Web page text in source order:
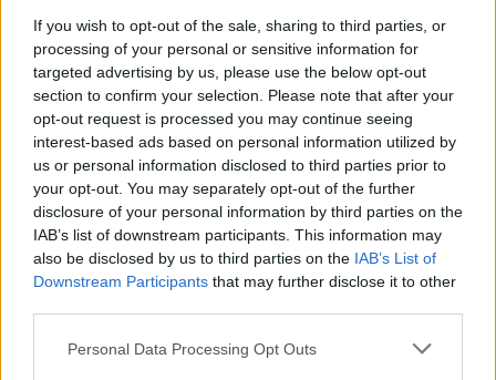
If you wish to opt-out of the sale, sharing to third parties, or
processing of your personal or sensitive information for
targeted advertising by us, please use the below opt-out
section to confirm your selection. Please note that after your
opt-out request is processed you may continue seeing
interest-based ads based on personal information utilized by
us or personal information disclosed to third parties prior to
your opt-out. You may separately opt-out of the further
disclosure of your personal information by third parties on the
IAB’s list of downstream participants. This information may
also be disclosed by us to third parties on the IAB’s List of
Downstream Participants that may further disclose it to other
Please note that this website/app uses one or more Google
Personal Data Processing Opt Outs
politikai értékrendben gyökereznek. A vitákat tovább
élesíti, hogy a júniusban közzé tett jogállamisági
jelentés szigorúan bírálja Magyarországot, valamint
a Bizottság elnöke a lehető legkritikusabban
kifogásolta a nemrég elfogadott gyermekvédelmi
törvényt.
A kérdést tovább bonyolítja, hogy az Európai
Parlament és a Tanács tavaly elfogadta a
2020/2092/EU rendeletet, amelyben a jogállamisági
feltételek tiszteletben tartásához kötötték az uniós
költségvetést érintő magyar vétó miatt, a